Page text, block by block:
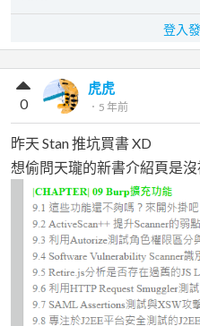
登入
虎虎
． 5 年前
0
昨天 Stan 推坑買書 XD
想偷問天瓏的新書介紹頁是沒